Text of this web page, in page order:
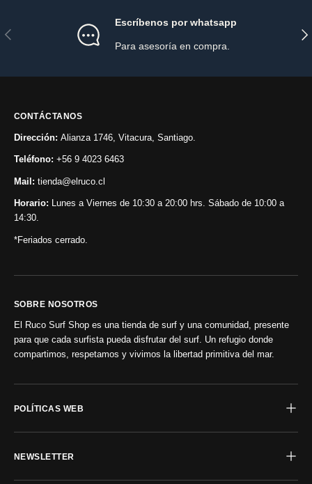
Anterior
Escríbenos por whatsapp
Para asesoría en compra.
CONTÁCTANOS
Dirección: Alianza 1746, Vitacura, Santiago.
Teléfono: +56 9 4023 6463
Mail: tienda@elruco.cl
Horario: Lunes a Viernes de 10:30 a 20:00 hrs. Sábado de 10:00 a
14:30.
*Feriados cerrado.
SOBRE NOSOTROS
El Ruco Surf Shop es una tienda de surf y una comunidad, presente
para que cada surfista pueda disfrutar del surf. Un refugio donde
compartimos, respetamos y vivimos la libertad primitiva del mar.
POLÍTICAS WEB
NEWSLETTER